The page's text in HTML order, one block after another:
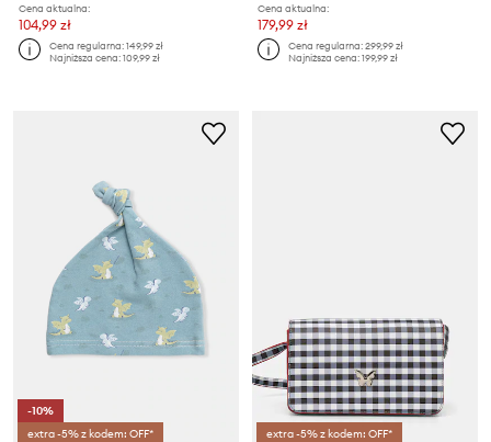
Cena aktualna:
104,99 zł
Cena regularna:149,99 zł
Najniższa cena:109,99 zł
Cena aktualna:
179,99 zł
Cena regularna:299,99 zł
Najniższa cena:199,99 zł
-10%
extra -5% z kodem: OFF*
extra -5% z kodem: OFF*